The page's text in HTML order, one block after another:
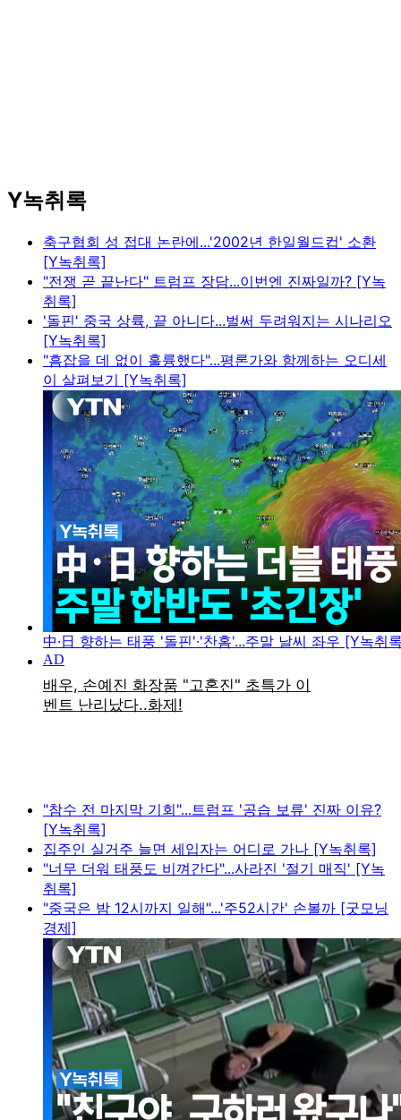
Y녹취록
축구협회 성 접대 논란에...'2002년 한일월드컵' 소환
[Y녹취록]
"전쟁 곧 끝난다" 트럼프 장담...이번엔 진짜일까? [Y녹
취록]
'돌핀' 중국 상륙, 끝 아니다...벌써 두려워지는 시나리오
[Y녹취록]
"흠잡을 데 없이 훌륭했다"...평론가와 함께하는 오디세
이 살펴보기 [Y녹취록]
中·日 향하는 태풍 '돌핀'·'찬홈'...주말 날씨 좌우 [Y녹취
"참수 전 마지막 기회"...트럼프 '공습 보류' 진짜 이유?
[Y녹취록]
집주인 실거주 늘면 세입자는 어디로 가나 [Y녹취록]
"너무 더워 태풍도 비껴간다"...사라진 '절기 매직' [Y녹
취록]
"중국은 밤 12시까지 일해"...'주52시간' 손볼까 [굿모닝
경제]